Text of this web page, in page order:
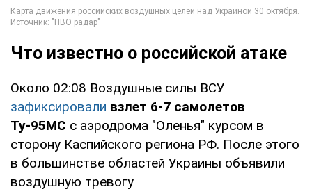
Что известно о российской атаке
Около 02:08 Воздушные силы ВСУ
зафиксировали взлет 6-7 самолетов
Ту-95МС с аэродрома "Оленья" курсом в
сторону Каспийского региона РФ. После этого
в большинстве областей Украины объявили
воздушную тревогу